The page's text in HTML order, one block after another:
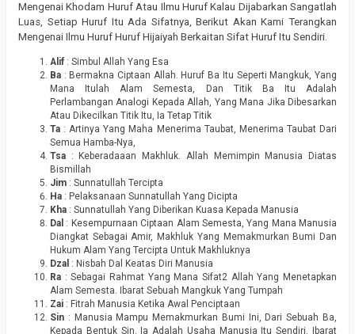
Mengenai Khodam Huruf Atau Ilmu Huruf Kalau Dijabarkan Sangatlah
Luas, Setiap Huruf Itu Ada Sifatnya, Berikut Akan Kami Terangkan
Mengenai Ilmu Huruf Huruf Hijaiyah Berkaitan Sifat Huruf Itu Sendiri.
Alif : Simbul Allah Yang Esa
Ba : Bermakna Ciptaan Allah. Huruf Ba Itu Seperti Mangkuk, Yang
Mana Itulah Alam Semesta, Dan Titik Ba Itu Adalah
Perlambangan Analogi Kepada Allah, Yang Mana Jika Dibesarkan
Atau Dikecilkan Titik Itu, Ia Tetap Titik
Ta : Artinya Yang Maha Menerima Taubat, Menerima Taubat Dari
Semua Hamba-Nya,
Tsa : Keberadaaan Makhluk. Allah Memimpin Manusia Diatas
Bismillah
Jim : Sunnatullah Tercipta
Ha : Pelaksanaan Sunnatullah Yang Dicipta
Kha : Sunnatullah Yang Diberikan Kuasa Kepada Manusia
Dal : Kesempurnaan Ciptaan Alam Semesta, Yang Mana Manusia
Diangkat Sebagai Amir, Makhluk Yang Memakmurkan Bumi Dan
Hukum Alam Yang Tercipta Untuk Makhluknya
Dzal : Nisbah Dal Keatas Diri Manusia
Ra : Sebagai Rahmat Yang Mana Sifat2 Allah Yang Menetapkan
Alam Semesta. Ibarat Sebuah Mangkuk Yang Tumpah
Zai : Fitrah Manusia Ketika Awal Penciptaan
Sin : Manusia Mampu Memakmurkan Bumi Ini, Dari Sebuah Ba,
Kepada Bentuk Sin. Ia Adalah Usaha Manusia Itu Sendiri. Ibarat